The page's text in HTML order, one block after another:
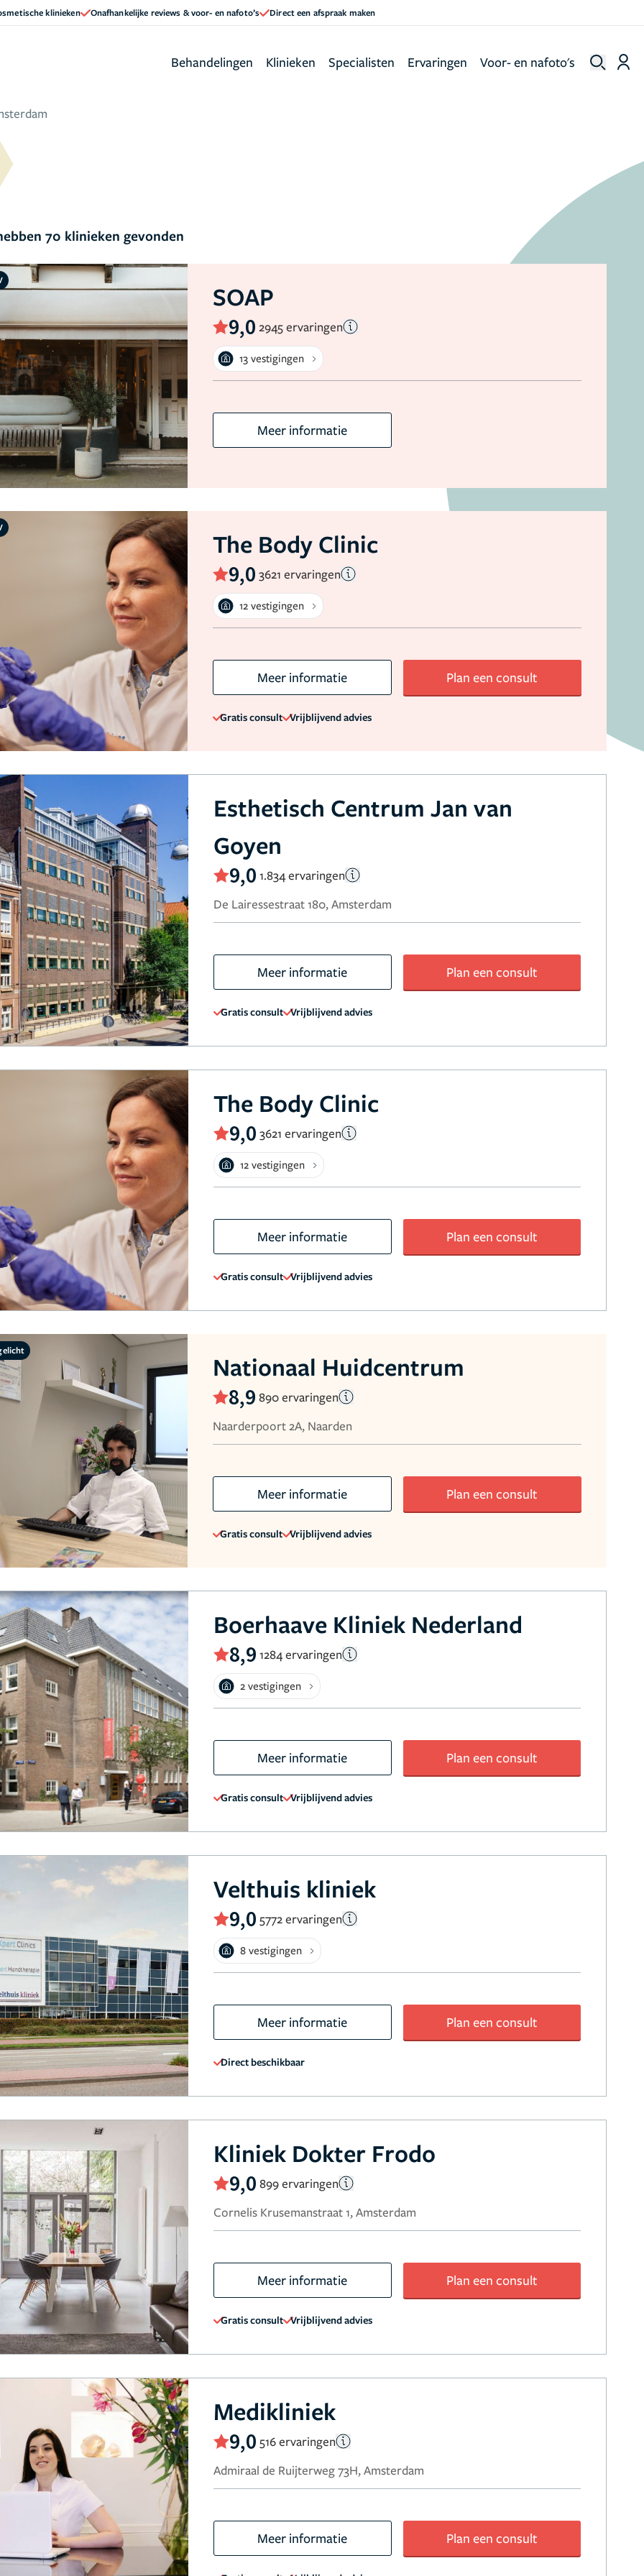
klinieken Onafhankelijke reviews & voor- en nafoto’s Direct een afspraak maken
Behandelingen Klinieken Specialisten Ervaringen Voor- en nafoto's
70 klinieken gevonden
SOAP
9,0 2945 ervaringen
13 vestigingen
Meer informatie
The Body Clinic
9,0 3621 ervaringen
12 vestigingen
Meer informatie Plan een consult
Gratis consult Vrijblijvend advies
Esthetisch Centrum Jan van
Goyen
9,0 1.834 ervaringen
De Lairessestraat 180, Amsterdam
Meer informatie Plan een consult
Gratis consult Vrijblijvend advies
The Body Clinic
9,0 3621 ervaringen
12 vestigingen
Meer informatie Plan een consult
Gratis consult Vrijblijvend advies
Nationaal Huidcentrum
8,9 890 ervaringen
Naarderpoort 2A, Naarden
Meer informatie Plan een consult
Gratis consult Vrijblijvend advies
Boerhaave Kliniek Nederland
8,9 1284 ervaringen
2 vestigingen
Meer informatie Plan een consult
Gratis consult Vrijblijvend advies
Velthuis kliniek
9,0 5772 ervaringen
8 vestigingen
Meer informatie Plan een consult
Direct beschikbaar
Kliniek Dokter Frodo
9,0 899 ervaringen
Cornelis Krusemanstraat 1, Amsterdam
Meer informatie Plan een consult
Gratis consult Vrijblijvend advies
Medikliniek
9,0 516 ervaringen
Admiraal de Ruijterweg 73H, Amsterdam
Meer informatie Plan een consult